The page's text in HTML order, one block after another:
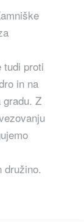
tudi proti
in na
gradu. Z
družino.